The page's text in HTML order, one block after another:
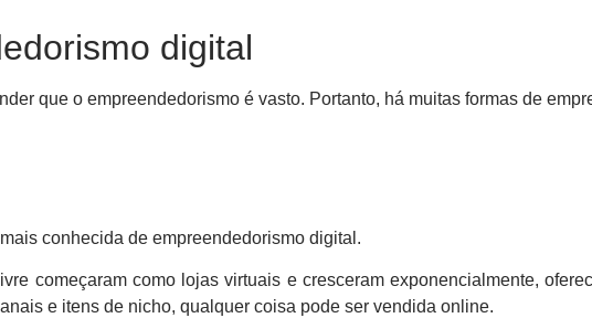
digital
que o empreendedorismo é vasto. Portanto, há muitas formas de
conhecida de empreendedorismo digital.
começaram como lojas virtuais e cresceram exponencialmente,
e itens de nicho, qualquer coisa pode ser vendida online.